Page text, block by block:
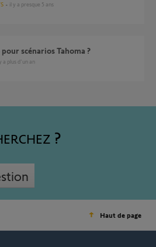
il y a presque 5 ans
scénarios Tahoma ?
y a plus d'un an
Haut de page